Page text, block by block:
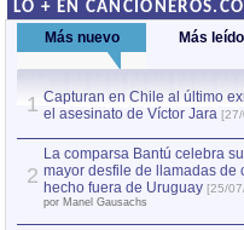
LO + EN
Más nuevo Más leído
1 Capturan en Chile al último
el asesinato de Víctor Jara
2
La comparsa Bantú celebra
mayor desfile de llamadas de
hecho fuera de Uruguay [25/
por Manel Gausachs